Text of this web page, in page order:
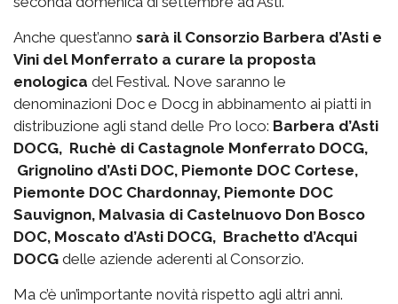
Anche quest’anno sarà il Consorzio Barbera d’Asti e
Vini del Monferrato a curare la proposta
enologica del Festival. Nove saranno le
denominazioni Doc e Docg in abbinamento ai piatti in
distribuzione agli stand delle Pro loco: Barbera d’Asti
DOCG, Ruchè di Castagnole Monferrato DOCG,
Grignolino d’Asti DOC, Piemonte DOC Cortese,
Piemonte DOC Chardonnay, Piemonte DOC
Sauvignon, Malvasia di Castelnuovo Don Bosco
DOC, Moscato d’Asti DOCG, Brachetto d’Acqui
DOCG delle aziende aderenti al Consorzio.
Ma c’è un’importante novità rispetto agli altri anni.